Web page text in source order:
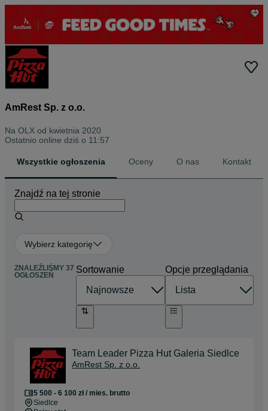
AmRest Sp. z o.o.
Na OLX od kwietnia 2020
Ostatnio online dziś o 11:57
Wszystkie ogłoszenia Oceny O nas Kontakt
Znajdź na tej stronie
Wybierz kategorię
ZNALEŹLIŚMY 37
OGŁOSZEŃ
Sortowanie Opcje przeglądania
Team Leader Pizza Hut Galeria Siedlce
AmRest Sp. z o.o.
5 500 - 6 100 zł / mies. brutto
Siedlce